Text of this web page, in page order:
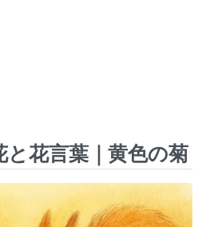
花言葉｜黄色の菊